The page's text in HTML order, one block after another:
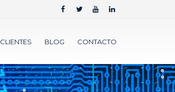
CLIENTES BLOG CONTACTO